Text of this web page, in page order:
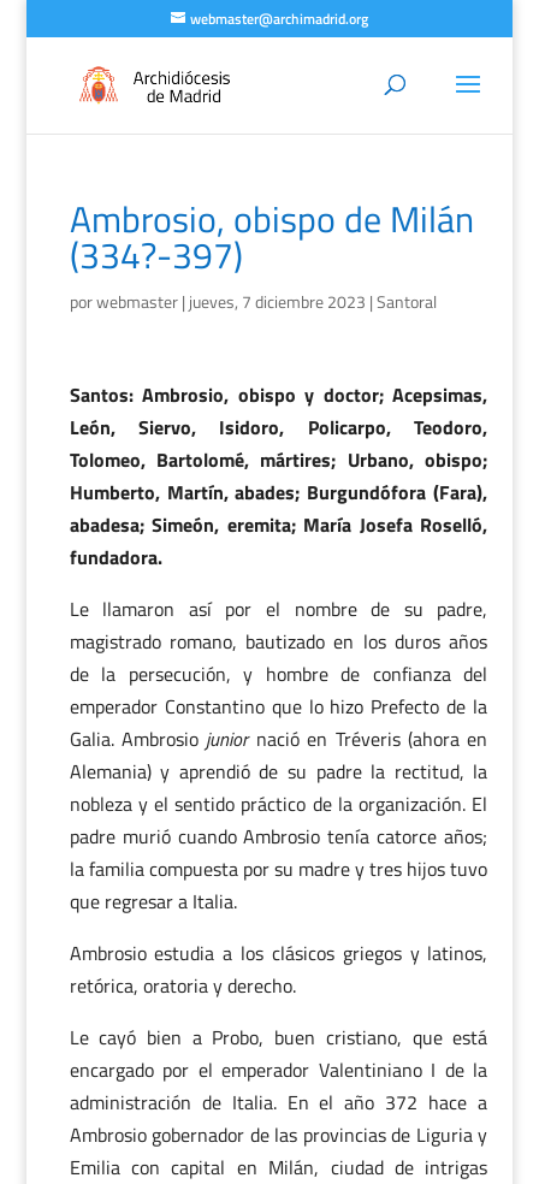
webmaster@archimadrid.org
Ambrosio, obispo de Milán
(334?-397)
porwebmaster| jueves, 7 diciembre 2023 |Santoral
Santos: Ambrosio, obispo y doctor; Acepsimas,
León, Siervo, Isidoro, Policarpo, Teodoro,
Tolomeo, Bartolomé, mártires; Urbano, obispo;
Humberto, Martín, abades; Burgundófora (Fara),
abadesa; Simeón, eremita; María Josefa Roselló,
fundadora.
Le llamaron así por el nombre de su padre,
magistrado romano, bautizado en los duros años
de la persecución, y hombre de confianza del
emperador Constantino que lo hizo Prefecto de la
Galia. Ambrosio juniornació en Tréveris (ahora en
Alemania) y aprendió de su padre la rectitud, la
nobleza y el sentido práctico de la organización. El
padre murió cuando Ambrosio tenía catorce años;
la familia compuesta por su madre y tres hijos tuvo
que regresar a Italia.
Ambrosio estudia a los clásicos griegos y latinos,
retórica, oratoria y derecho.
Le cayó bien a Probo, buen cristiano, que está
encargado por el emperador Valentiniano I de la
administración de Italia. En el año 372 hace a
Ambrosio gobernador de las provincias de Liguria y
Emilia con capital en Milán, ciudad de intrigas